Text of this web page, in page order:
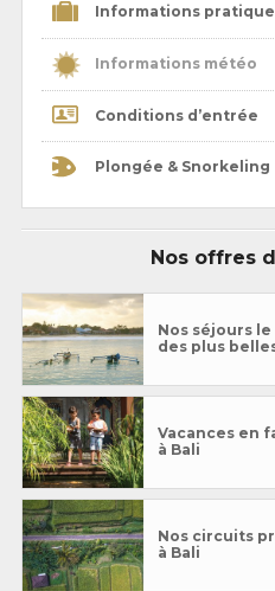
Informations
Informations météo
Conditions d’entrée
Plongée & Snorkeling
Nos offres
Nos séjours
des plus
Vacances en
à Bali
Nos circuits
à Bali